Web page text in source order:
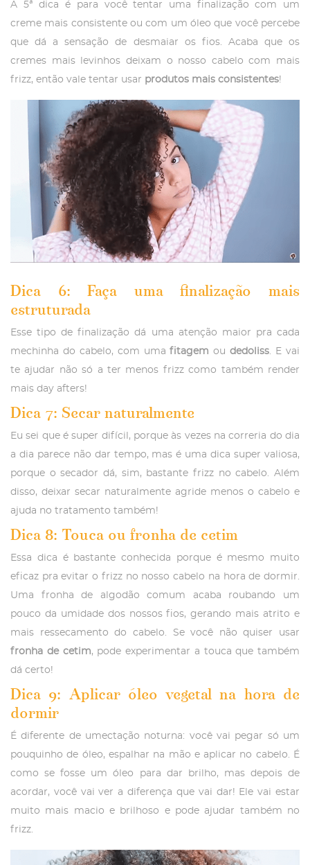
A 5ª dica é para você tentar uma finalização com um
creme mais consistente ou com um óleo que você percebe
que dá a sensação de desmaiar os fios. Acaba que os
cremes mais levinhos deixam o nosso cabelo com mais
frizz, então vale tentar usar produtos mais consistentes!
Dica 6: Faça uma finalização mais
estruturada
Esse tipo de finalização dá uma atenção maior pra cada
mechinha do cabelo, com umafitagem oudedoliss. E vai
te ajudar não só a ter menos frizz como também render
mais day afters!
Dica 7: Secar naturalmente
Eu sei que é super difícil, porque às vezes na correria do dia
a dia parece não dar tempo, mas é uma dica super valiosa,
porque o secador dá, sim, bastante frizz no cabelo. Além
disso, deixar secar naturalmente agride menos o cabelo e
ajuda no tratamento também!
Dica 8: Touca ou fronha de cetim
Essa dica é bastante conhecida porque é mesmo muito
eficaz pra evitar o frizz no nosso cabelo na hora de dormir.
Uma fronha de algodão comum acaba roubando um
pouco da umidade dos nossos fios, gerando mais atrito e
mais ressecamento do cabelo. Se você não quiser usar
fronha de cetim, pode experimentar a touca que também
dá certo!
Dica 9: Aplicar óleo vegetal na hora de
dormir
É diferente de umectação noturna: você vai pegar só um
pouquinho de óleo, espalhar na mão e aplicar no cabelo. É
como se fosse um óleo para dar brilho, mas depois de
acordar, você vai ver a diferença que vai dar! Ele vai estar
muito mais macio e brilhoso e pode ajudar também no
frizz.